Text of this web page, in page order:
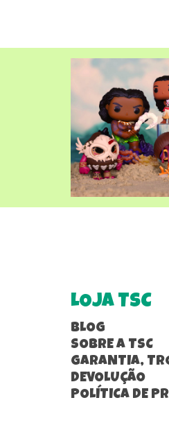
LOJA TSC
BLOG
SOBRE A TSC
GARANTIA,
DEVOLUÇÃO
POLÍTICA DE